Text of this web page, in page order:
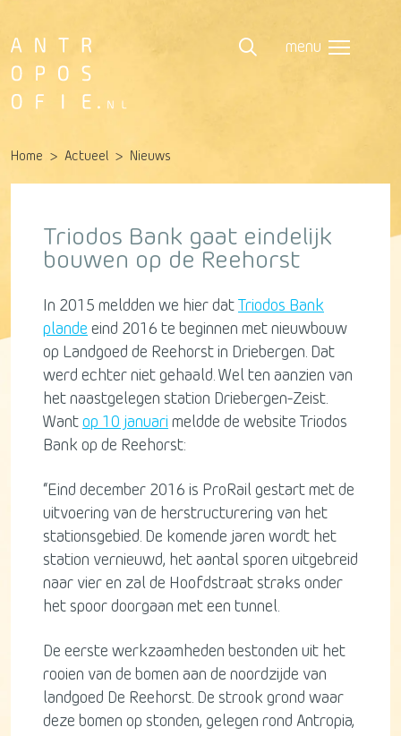
menu
Home Actueel Nieuws
Triodos Bank gaat eindelijk
bouwen op de Reehorst
In 2015 meldden we hier dat Triodos Bank
plande eind 2016 te beginnen met nieuwbouw
op Landgoed de Reehorst in Driebergen. Dat
werd echter niet gehaald. Wel ten aanzien van
het naastgelegen station Driebergen-Zeist.
Want op 10 januari meldde de website Triodos
Bank op de Reehorst:
“Eind december 2016 is ProRail gestart met de
uitvoering van de herstructurering van het
stationsgebied. De komende jaren wordt het
station vernieuwd, het aantal sporen uitgebreid
naar vier en zal de Hoofdstraat straks onder
het spoor doorgaan met een tunnel.
De eerste werkzaamheden bestonden uit het
rooien van de bomen aan de noordzijde van
landgoed De Reehorst. De strook grond waar
deze bomen op stonden, gelegen rond Antropia,